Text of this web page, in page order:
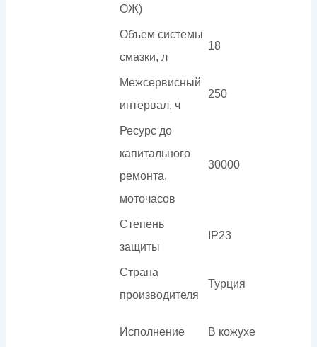
ОЖ)
Объем системы
смазки, л
18
Межсервисный
интервал, ч
250
Ресурс до
капитального
ремонта,
моточасов
30000
Степень
защиты
IP23
Страна
производителя
Турция
Исполнение В кожухе